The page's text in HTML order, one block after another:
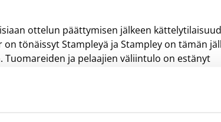
ottelun päättymisen jälkeen
tönäissyt Stampleyä ja Stampley on tämän
ja pelaajien väliintulo on estänyt
käytös on ollut raportin mukaisessa
sovitettavissa.